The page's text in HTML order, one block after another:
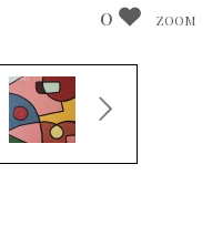
0 ZOOM
0 ZOOM
0 ZOOM
0 ZOOM